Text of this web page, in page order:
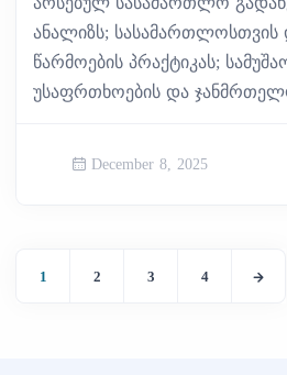
ანალიზს; სასამართლოსთვის
წარმოების პრაქტიკას;
უსაფრთხოების და
December 8, 2025
1 2 3 4